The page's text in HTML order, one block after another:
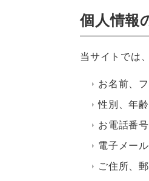
個人情報
当サイトでは
お名前、
性別、年齢
お電話番号
電子メー
ご住所、